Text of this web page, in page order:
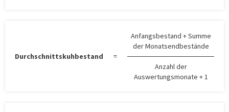
Anfangsbestand + Summe
der Monatsendbestände
Durchschnittskuhbestand
=
Anzahl der
Auswertungsmonate + 1